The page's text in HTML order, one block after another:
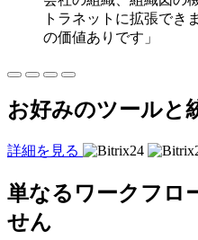
トラネットに拡張でき
の価値ありです」
お好みのツールと
詳細を見る
単なる ワークフロ
せん